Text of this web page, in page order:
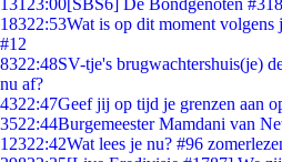
131 23:00[SBS6] De Bondgenoten
18322:53Wat is op dit moment volgens
#12
8322:48SV-tje's brugwachtershuis(je)
nu af?
4322:47Geef jij op tijd je grenzen aan
3522:44Burgemeester Mamdani van
12322:42Wat lees je nu? #96